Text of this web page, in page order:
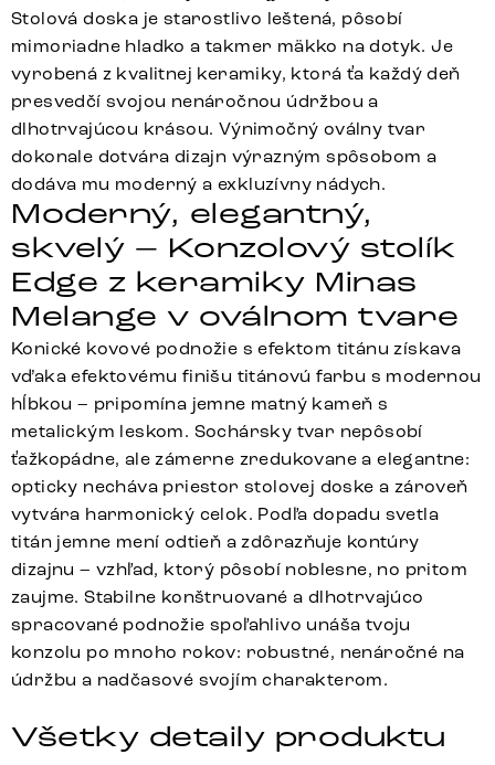
Stolová doska je starostlivo leštená, pôsobí
mimoriadne hladko a takmer mäkko na dotyk. Je
vyrobená z kvalitnej keramiky, ktorá ťa každý deň
presvedčí svojou nenáročnou údržbou a
dlhotrvajúcou krásou. Výnimočný oválny tvar
dokonale dotvára dizajn výrazným spôsobom a
dodáva mu moderný a exkluzívny nádych.
Moderný, elegantný,
skvelý – Konzolový stolík
Edge z keramiky Minas
Melange v oválnom tvare
Konické kovové podnožie s efektom titánu získava
vďaka efektovému finišu titánovú farbu s modernou
hĺbkou – pripomína jemne matný kameň s
metalickým leskom. Sochársky tvar nepôsobí
ťažkopádne, ale zámerne zredukovane a elegantne:
opticky necháva priestor stolovej doske a zároveň
vytvára harmonický celok. Podľa dopadu svetla
titán jemne mení odtieň a zdôrazňuje kontúry
dizajnu – vzhľad, ktorý pôsobí noblesne, no pritom
zaujme. Stabilne konštruované a dlhotrvajúco
spracované podnožie spoľahlivo unáša tvoju
konzolu po mnoho rokov: robustné, nenáročné na
údržbu a nadčasové svojím charakterom.
Všetky detaily produktu